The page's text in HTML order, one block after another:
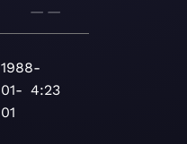
— —
1988-
01-
01
4:23